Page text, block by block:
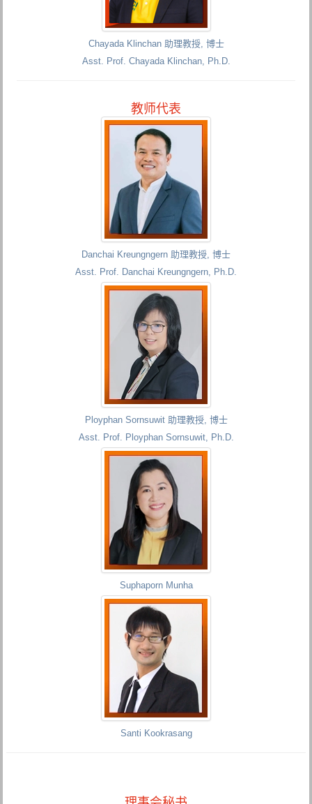
Chayada Klinchan 助理教授, 博士
Asst. Prof. Chayada Klinchan, Ph.D.
教师代表
Danchai Kreungngern 助理教授, 博士
Asst. Prof. Danchai Kreungngern, Ph.D.
Ployphan Sornsuwit 助理教授, 博士
Asst. Prof. Ployphan Sornsuwit, Ph.D.
Suphaporn Munha
Santi Kookrasang